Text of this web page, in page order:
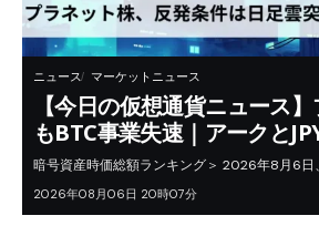
ニュース マーケットニュース
【今日の仮想通貨ニュース
もBTC事業失速｜アークと
暗号資産時価総額ランキング＞ 2026年8月6日
2026年08月06日 20時07分